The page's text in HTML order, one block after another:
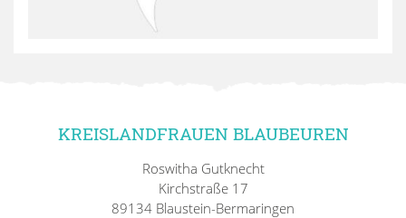
KREISLANDFRAUEN BLAUBEUREN
Roswitha Gutknecht
Kirchstraße 17
89134 Blaustein-Bermaringen